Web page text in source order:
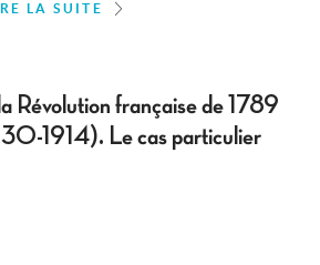
LA SUITE
Révolution française de 1789
1914). Le cas particulier